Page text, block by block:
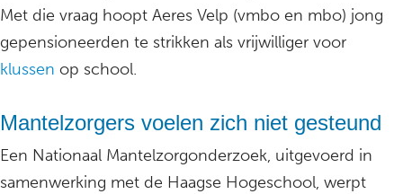
Met die vraag hoopt Aeres Velp (vmbo en mbo) jong
gepensioneerden te strikken als vrijwilliger voor
klussen op school.
Mantelzorgers voelen zich niet gesteund
Een Nationaal Mantelzorgonderzoek, uitgevoerd in
samenwerking met de Haagse Hogeschool, werpt